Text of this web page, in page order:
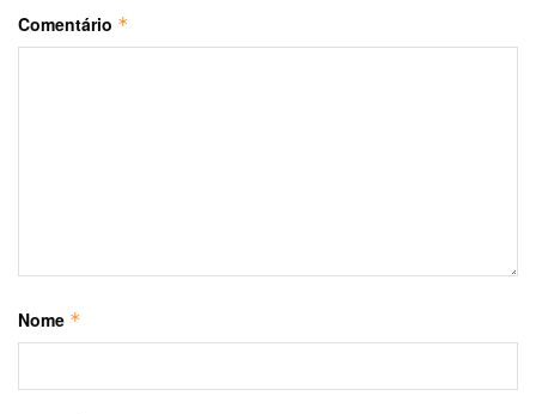
Comentário *
Nome *